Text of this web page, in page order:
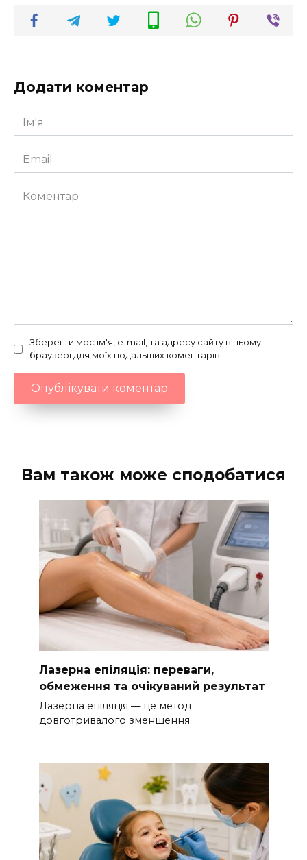
Додати коментар
Ім'я
*
Email
*
Коментар
Зберегти моє ім'я, e-mail, та адресу сайту в цьому
браузері для моїх подальших коментарів.
Вам також може сподобатися
Лазерна епіляція: переваги,
обмеження та очікуваний результат
Лазерна епіляція — це метод
довготривалого зменшення